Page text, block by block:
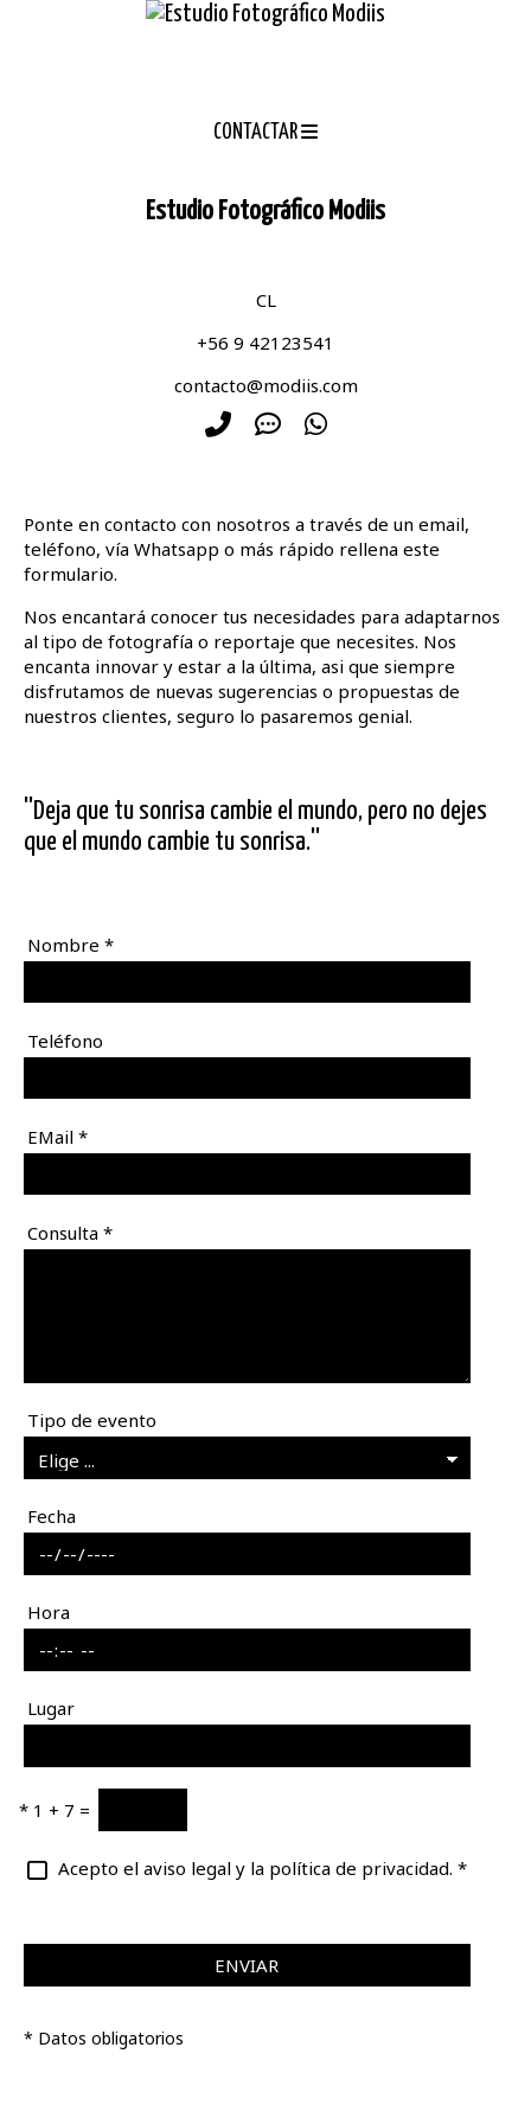
CONTACTAR
Estudio Fotográfico Modiis
CL
+56 9 42123541
contacto@modiis.com
Ponte en contacto con nosotros a través de un email,
teléfono, vía Whatsapp o más rápido rellena este
formulario.
Nos encantará conocer tus necesidades para adaptarnos
al tipo de fotografía o reportaje que necesites. Nos
encanta innovar y estar a la última, asi que siempre
disfrutamos de nuevas sugerencias o propuestas de
nuestros clientes, seguro lo pasaremos genial.
''Deja que tu sonrisa cambie el mundo, pero no dejes
que el mundo cambie tu sonrisa.''
Nombre *
Teléfono
EMail *
Consulta *
Tipo de evento
Fecha
Hora
Lugar
* 1 + 7 =
Acepto el aviso legal y la política de privacidad. *
ENVIAR
* Datos obligatorios